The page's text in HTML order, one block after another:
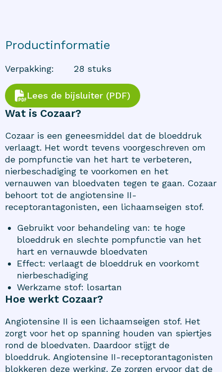
Productinformatie
Verpakking: 28 stuks
Lees de bijsluiter (PDF)
Wat is Cozaar?
Cozaar is een geneesmiddel dat de bloeddruk
verlaagt. Het wordt tevens voorgeschreven om
de pompfunctie van het hart te verbeteren,
nierbeschadiging te voorkomen en het
vernauwen van bloedvaten tegen te gaan. Cozaar
behoort tot de angiotensine II-
receptorantagonisten, een lichaamseigen stof.
Gebruikt voor behandeling van: te hoge
bloeddruk en slechte pompfunctie van het
hart en vernauwde bloedvaten
Effect: verlaagt de bloeddruk en voorkomt
nierbeschadiging
Werkzame stof: losartan
Hoe werkt Cozaar?
Angiotensine II is een lichaamseigen stof. Het
zorgt voor het op spanning houden van spiertjes
rond de bloedvaten. Daardoor stijgt de
bloeddruk. Angiotensine II-receptorantagonisten
blokkeren deze werking. Ze zorgen ervoor dat de